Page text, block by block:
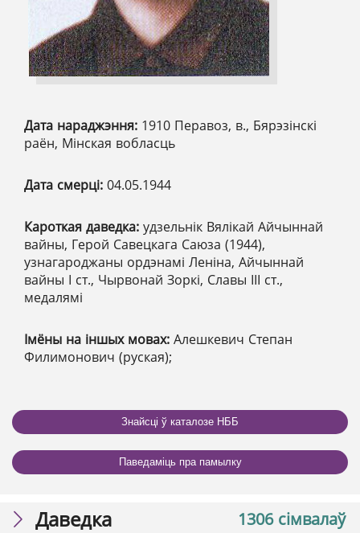
Дата нараджэння: 1910 Перавоз, в., Бярэзінскі
раён, Мінская вобласць
Дата смерці: 04.05.1944
Кароткая даведка: удзельнік Вялікай Айчыннай
вайны, Герой Савецкага Саюза (1944),
узнагароджаны ордэнамі Леніна, Айчыннай
вайны І ст., Чырвонай Зоркі, Славы ІІІ ст.,
медалямі
Імёны на іншых мовах: Алешкевич Степан
Филимонович (руская);
Знайсці ў каталозе НББ
Паведаміць пра памылку
1306 сімвалаў
Даведка